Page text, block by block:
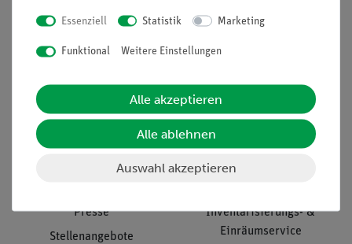
Informationen
Unternehmen
Presse
Stellenangebote
Service
Übersicht Service
Inventarisierungs- &
Einräumservice
Essenziell Statistik Marketing
Funktional Weitere Einstellungen
Alle akzeptieren
Alle ablehnen
Auswahl akzeptieren